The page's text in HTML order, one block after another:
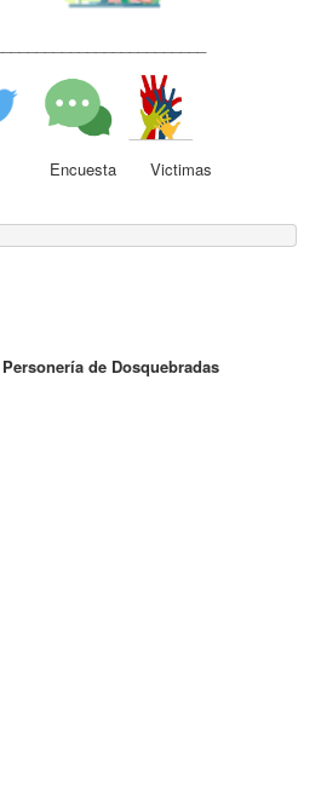
Victimas
de Dosquebradas